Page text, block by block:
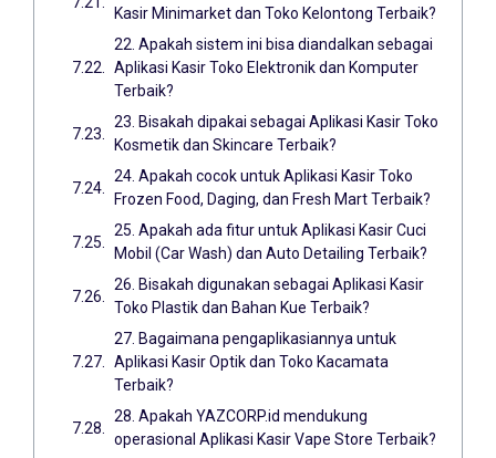
Kasir Minimarket dan Toko Kelontong Terbaik?
22. Apakah sistem ini bisa diandalkan sebagai
Aplikasi Kasir Toko Elektronik dan Komputer
Terbaik?
23. Bisakah dipakai sebagai Aplikasi Kasir Toko
Kosmetik dan Skincare Terbaik?
24. Apakah cocok untuk Aplikasi Kasir Toko
Frozen Food, Daging, dan Fresh Mart Terbaik?
25. Apakah ada fitur untuk Aplikasi Kasir Cuci
Mobil (Car Wash) dan Auto Detailing Terbaik?
26. Bisakah digunakan sebagai Aplikasi Kasir
Toko Plastik dan Bahan Kue Terbaik?
27. Bagaimana pengaplikasiannya untuk
Aplikasi Kasir Optik dan Toko Kacamata
Terbaik?
28. Apakah YAZCORP.id mendukung
operasional Aplikasi Kasir Vape Store Terbaik?